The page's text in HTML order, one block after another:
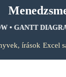
DIAGRAM
írások Excel